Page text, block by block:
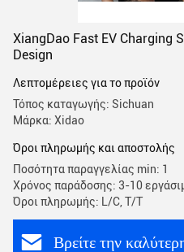
XiangDao Fast EV Charging
Design
Λεπτομέρειες για το προϊόν
Τόπος καταγωγής: Sichuan
Μάρκα: Xidao
Όροι πληρωμής και αποστολής
Ποσότητα παραγγελίας min: 1
Χρόνος παράδοσης: 3-10
Όροι πληρωμής: L/C, T/T
Βρείτε την